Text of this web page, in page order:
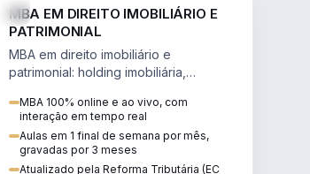
MBA EM DIREITO IMOBILIÁRIO E
PATRIMONIAL
MBA em direito imobiliário e
patrimonial: holding imobiliária,
contratos e impactos da Reforma
Tributária.
MBA 100% online e ao vivo, com
interação em tempo real
Aulas em 1 final de semana por mês,
gravadas por 3 meses
Atualizado pela Reforma Tributária (EC